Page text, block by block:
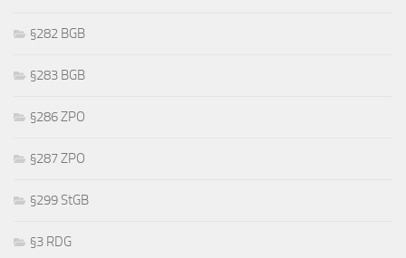
§282 BGB
§283 BGB
§286 ZPO
§287 ZPO
§299 StGB
§3 RDG